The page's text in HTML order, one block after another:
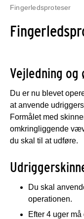
Fingerledsproteser
Vejledning og
Du er nu blevet
at anvende
Formålet med
omkringliggende
du skal til at udføre.
Du skal
operationen.
Efter 4 uger